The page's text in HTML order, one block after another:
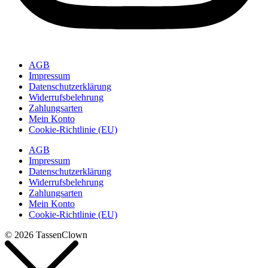
AGB
Impressum
Datenschutzerklärung
Widerrufsbelehrung
Zahlungsarten
Mein Konto
Cookie-Richtlinie (EU)
AGB
Impressum
Datenschutzerklärung
Widerrufsbelehrung
Zahlungsarten
Mein Konto
Cookie-Richtlinie (EU)
© 2026 TassenClown